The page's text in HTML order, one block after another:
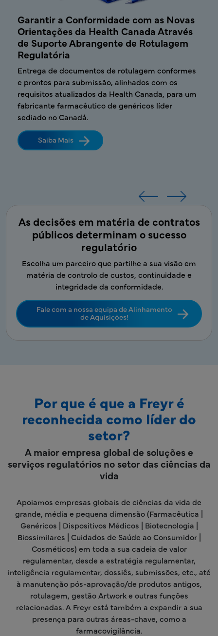
Garantir a Conformidade com as Novas
Orientações da Health Canada Através
de Suporte Abrangente de Rotulagem
Regulatória
Entrega de documentos de rotulagem conformes
e prontos para submissão, alinhados com os
requisitos atualizados da Health Canada, para um
fabricante farmacêutico de genéricos líder
sediado no Canadá.
Saiba Mais
As decisões em matéria de contratos
públicos determinam o sucesso
regulatório
Escolha um parceiro que partilhe a sua visão em
matéria de controlo de custos, continuidade e
integridade da conformidade.
Fale com a nossa equipa de Alinhamento
de Aquisições!
Por que é que a Freyr é
reconhecida como líder do
setor?
A maior empresa global de soluções e
serviços regulatórios no setor das ciências da
vida
Apoiamos empresas globais de ciências da vida de
grande, média e pequena dimensão (Farmacêutica |
Genéricos | Dispositivos Médicos | Biotecnologia |
Biossimilares | Cuidados de Saúde ao Consumidor |
Cosméticos) em toda a sua cadeia de valor
regulamentar, desde a estratégia regulamentar,
inteligência regulamentar, dossiês, submissões, etc., até
à manutenção pós-aprovação/de produtos antigos,
rotulagem, gestão Artwork e outras funções
relacionadas. A Freyr está também a expandir a sua
presença para outras áreas-chave, como a
farmacovigilância.